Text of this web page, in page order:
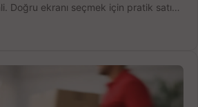
Doğru ekranı seçmek için pratik satın